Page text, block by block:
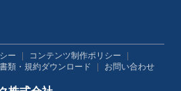
ー コンテンツ制作ポリシー
書類・規約ダウンロード お問い合わせ